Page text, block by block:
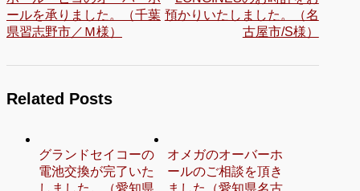
ールを承りました。（千葉
県習志野市／Ｍ様）
預かりいたしました。（名
古屋市/S様）
Related Posts
グランドセイコーの
電池交換が完了いた
しました。（愛知県
オメガのオーバーホ
ールのご相談を頂き
ました（愛知県名古